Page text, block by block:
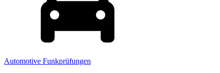
Automotive Funkprüfungen